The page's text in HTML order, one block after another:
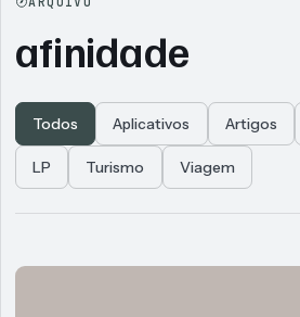
afinidade
Todos Aplicativos Artigos
LP Turismo Viagem
Articles